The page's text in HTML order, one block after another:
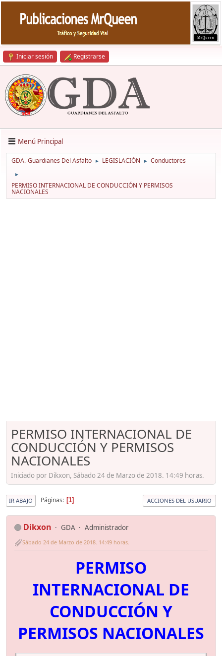
Iniciar sesión Registrarse
Menú Principal
GDA.-Guardianes Del Asfalto ► LEGISLACIÓN ► Conductores
►
PERMISO INTERNACIONAL DE CONDUCCIÓN Y PERMISOS
NACIONALES
PERMISO INTERNACIONAL DE
CONDUCCIÓN Y PERMISOS
NACIONALES
Iniciado por Dikxon, Sábado 24 de Marzo de 2018. 14:49 horas.
IR ABAJO Páginas 1 ACCIONES DEL USUARIO
Dikxon GDA Administrador
Sábado 24 de Marzo de 2018. 14:49 horas.
PERMISO
INTERNACIONAL DE
CONDUCCIÓN Y
PERMISOS NACIONALES